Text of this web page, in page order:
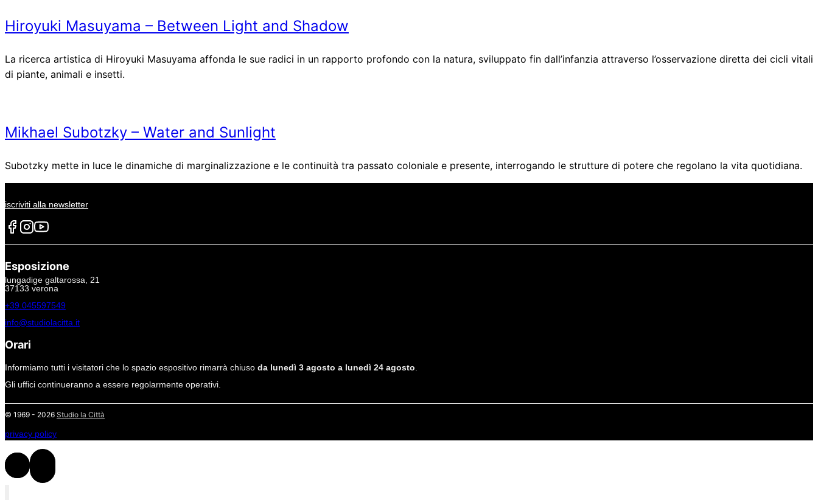
Hiroyuki Masuyama – Between Light and Shadow
La ricerca artistica di Hiroyuki Masuyama affonda le sue radici in un rapporto profondo con la natura, sviluppato fin dall’infanzia attraverso l’osservazione diretta dei cicli vitali
di piante, animali e insetti.
Mikhael Subotzky – Water and Sunlight
Subotzky mette in luce le dinamiche di marginalizzazione e le continuità tra passato coloniale e presente, interrogando le strutture di potere che regolano la vita quotidiana.
iscriviti alla newsletter
Esposizione
lungadige galtarossa, 21
37133 verona
+39.045597549
info@studiolacitta.it
Orari
Informiamo tutti i visitatori che lo spazio espositivo rimarrà chiuso da lunedì 3 agosto a lunedì 24 agosto.
Gli uffici continueranno a essere regolarmente operativi.
© 1969 - 2026 Studio la Città
privacy policy